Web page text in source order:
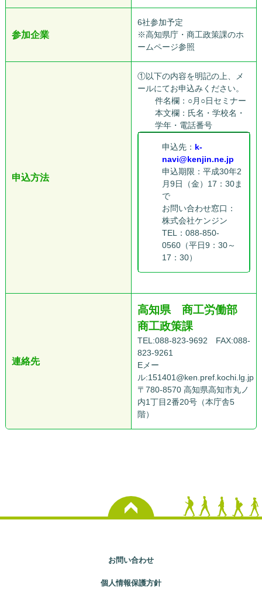
参加企業
6社参加予定
※高知県庁・商工政策課のホ
ームページ参照
申込方法
①以下の内容を明記の上、メ
ールにてお申込みください。
件名欄：○月○日セミナー
本文欄：氏名・学校名・
学年・電話番号
申込先： k-
navi@kenjin.ne.jp
申込期限：平成30年2
月9日（金）17：30ま
で
お問い合わせ窓口：
株式会社ケンジン
TEL：088-850-
0560（平日9：30～
17：30）
連絡先
高知県 商工労働部
商工政策課
TEL:088-823-9692 FAX:088-
823-9261
Eメー
ル:151401@ken.pref.kochi.lg.jp
〒780-8570 高知県高知市丸ノ
内1丁目2番20号（本庁舎5
階）
お問い合わせ
個人情報保護方針